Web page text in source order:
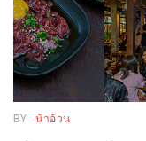
กับ
แผนที่
ร้าน
BY น้าอ้วน